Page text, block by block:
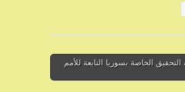
الخاصة بسوريا التابعة للأمم